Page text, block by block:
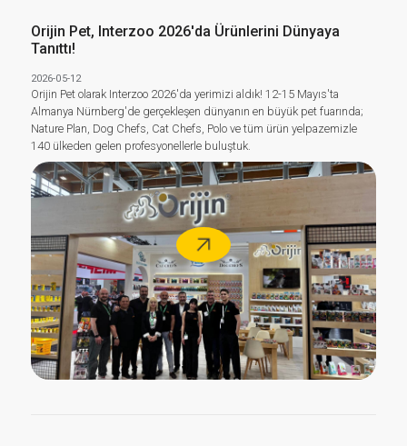
ArGe
Merkezimiz
Orijin Pet, Interzoo 2026'da Ürünlerini Dünyaya
Tanıttı!
2026-05-12
Orijin Pet olarak Interzoo 2026'da yerimizi aldık! 12-15 Mayıs'ta
Almanya Nürnberg'de gerçekleşen dünyanın en büyük pet fuarında;
Nature Plan, Dog Chefs, Cat Chefs, Polo ve tüm ürün yelpazemizle
140 ülkeden gelen profesyonellerle buluştuk.